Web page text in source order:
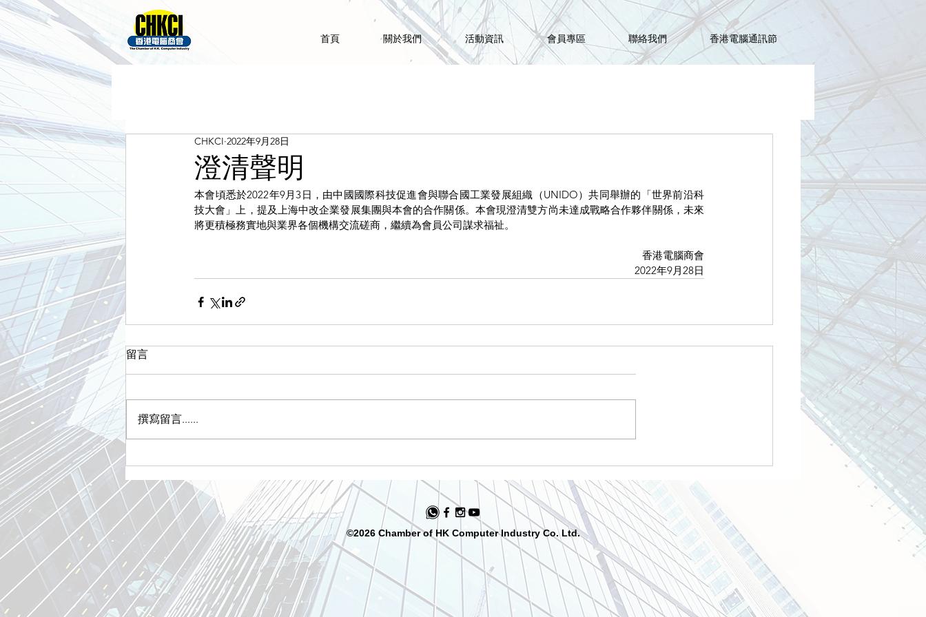
首頁 關於我們 活動資訊 會員專區 聯絡我們 香港電腦通訊節
澄清聲明
CHKCI 2022年9月28日
本會頃悉於2022年9月3日，由中國國際科技促進會與聯合國工業發展組織（UNIDO）共同舉辦的「世界前沿科
技大會」上，提及上海中改企業發展集團與本會的合作關係。本會現澄清雙方尚未達成戰略合作夥伴關係，未來
將更積極務實地與業界各個機構交流磋商，繼續為會員公司謀求福祉。
香港電腦商會
2022年9月28日
留言
撰寫留言......
©2026 Chamber of HK Computer Industry Co. Ltd.